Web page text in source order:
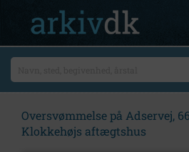
Oversvømmelse på Adservej,
Klokkehøjs aftægtshus